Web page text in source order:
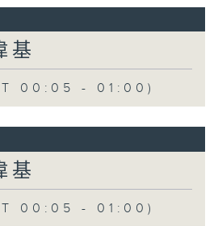
基
00:05 - 01:00)
基
00:05 - 01:00)